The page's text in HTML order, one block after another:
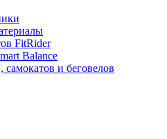
FitRider
Balance
самокатов и беговелов